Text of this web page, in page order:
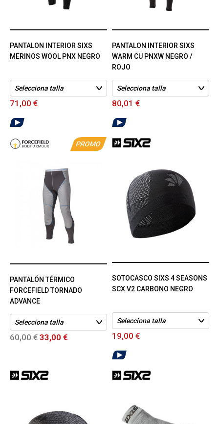
PANTALON INTERIOR SIXS
MERINOS WOOL PNX NEGRO
71,00 €
PANTALON INTERIOR SIXS
WARM CU PNXW NEGRO /
ROJO
80,01 €
PROMO
PANTALÓN TÉRMICO
FORCEFIELD TORNADO
ADVANCE
60,00 € 33,00 €
SOTOCASCO SIXS 4 SEASONS
SCX V2 CARBONO NEGRO
19,00 €